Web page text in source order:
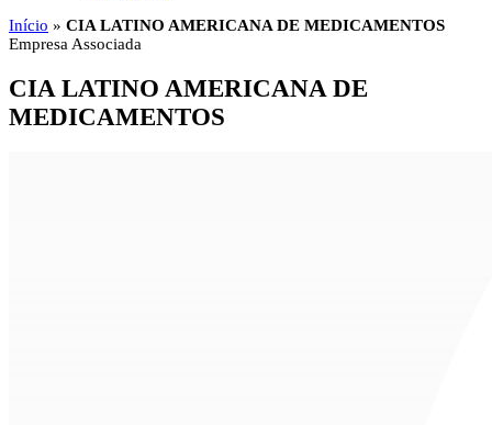
Início » CIA LATINO AMERICANA DE MEDICAMENTOS
Empresa Associada
CIA LATINO AMERICANA DE
MEDICAMENTOS